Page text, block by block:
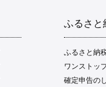
ふるさと
ふるさと納
ワンストッ
確定申告の